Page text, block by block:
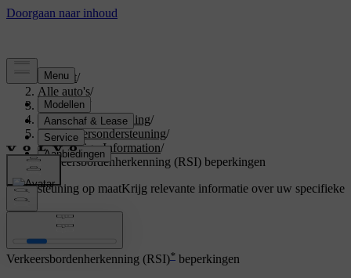
Support/
Alle auto's/
V40 2017
Gebruikershandleiding/
Bestuurdersondersteuning/
Road Sign Information/
Verkeersbordenherkenning (RSI) beperkingen
Ondersteuning op maatKrijg relevante informatie over uw specifieke
auto.
Verkeersbordenherkenning (RSI)* beperkingen